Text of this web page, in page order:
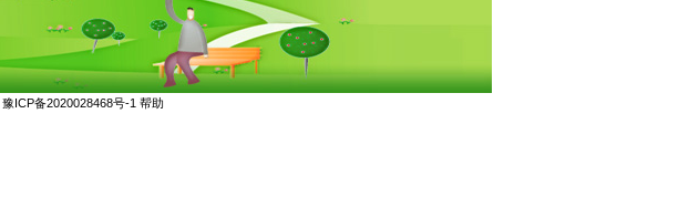
豫ICP备2020028468号-1 帮助